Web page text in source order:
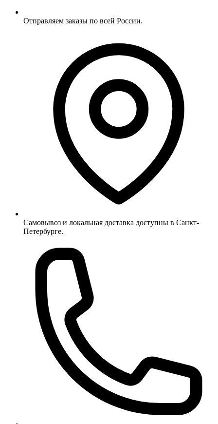
Отправляем заказы по всей России.
Самовывоз и локальная доставка доступны в Санкт-
Петербурге.